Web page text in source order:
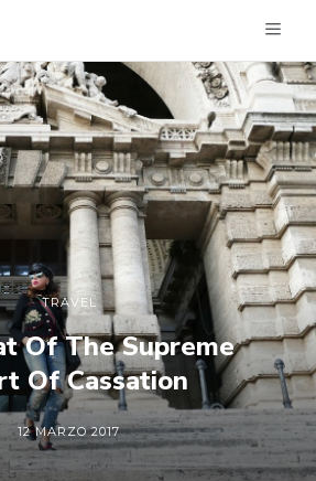
TRAVEL
Of The Supreme
Of Cassation
12 MARZO 2017